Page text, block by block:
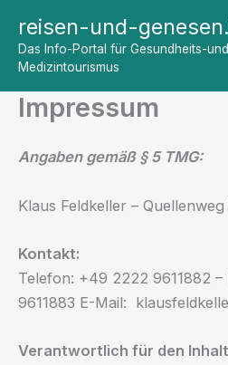
Inhalt
springen
reisen-und-
Das Info-Portal für Gesundheits-
Medizintourismus
Impressum
Angaben gemäß § 5 TMG:
Klaus Feldkeller –
Kontakt:
Telefon: +49 2222 9611882
9611883 E-Mail:
Verantwortlich für den Inhalt